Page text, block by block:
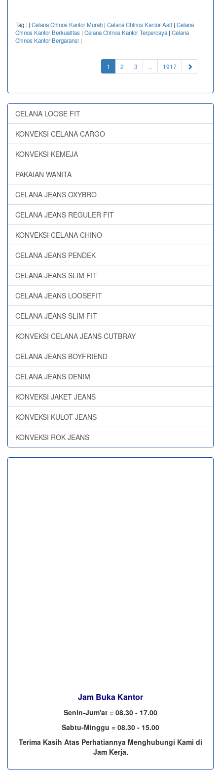
Tag : | Celana Chinos Kantor Murah | Celana Chinos Kantor Asli | Celana
Chinos Kantor Berkualitas | Celana Chinos Kantor Terpercaya| Celana
Chinos Kantor Bergaransi |
1 (current)
2 3 ... 1917
CELANA LOOSE FIT
KONVEKSI CELANA CARGO
KONVEKSI KEMEJA
PAKAIAN WANITA
CELANA JEANS OXYBRO
CELANA JEANS REGULER FIT
KONVEKSI CELANA CHINO
CELANA JEANS PENDEK
CELANA JEANS SLIM FIT
CELANA JEANS LOOSEFIT
CELANA JEANS SLIM FIT
KONVEKSI CELANA JEANS CUTBRAY
CELANA JEANS BOYFRIEND
CELANA JEANS DENIM
KONVEKSI JAKET JEANS
KONVEKSI KULOT JEANS
KONVEKSI ROK JEANS
Jam Buka Kantor
Senin-Jum'at = 08.30 - 17.00
Sabtu-Minggu = 08.30 - 15.00
Terima Kasih Atas Perhatiannya Menghubungi Kami di
Jam Kerja.